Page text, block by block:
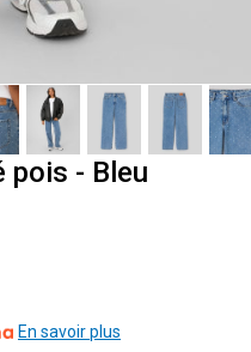
pois - Bleu
En savoir plus